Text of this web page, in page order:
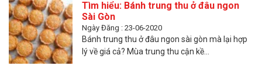
Tìm hiểu: Bánh trung thu ở đâu ngon
Sài Gòn
Ngày Đăng : 23-06-2020
Bánh trung thu ở đâu ngon sài gòn mà lại hợp
lý về giá cả? Mùa trung thu cận kề...